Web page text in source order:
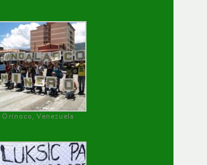
Orinoco, Venezuela